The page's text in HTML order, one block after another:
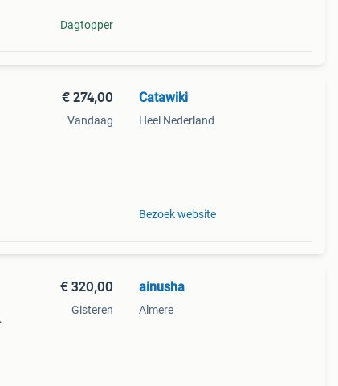
Dagtopper
€ 274,00
Vandaag
Catawiki
Heel Nederland
Bezoek website
€ 320,00
Gisteren
ainusha
Almere